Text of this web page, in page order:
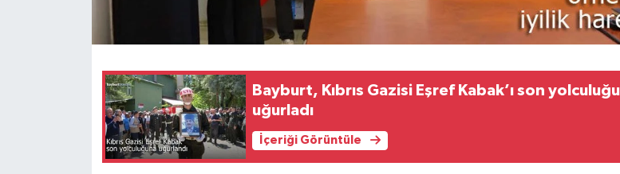
Bayburt, Kıbrıs Gazisi Eşref Kabak’ı son
uğurladı
İçeriği Görüntüle